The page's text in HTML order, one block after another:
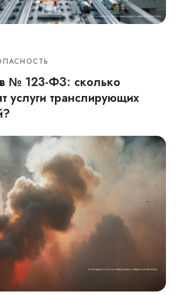
№ 123-ФЗ: сколько
услуги транслирующих